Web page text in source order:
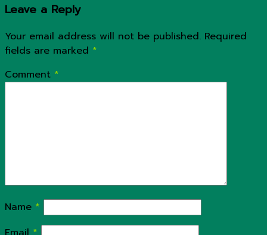
Leave a Reply
Your email address will not be published. Required
fields are marked *
Comment *
Name *